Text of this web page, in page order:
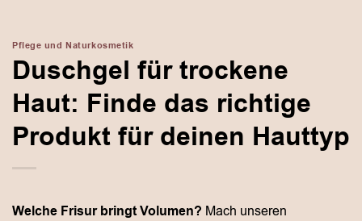
Pflege und Naturkosmetik
Duschgel für trockene
Haut: Finde das richtige
Produkt für deinen Hauttyp
Welche Frisur bringt Volumen? Mach unseren